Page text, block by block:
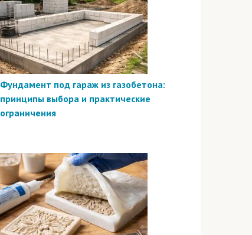
Фундамент под гараж из газобетона:
принципы выбора и практические
ограничения